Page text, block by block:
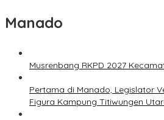
Manado
Musrenbang RKPD 2027
Pertama di Manado, Legislator
Figura Kampung Titiwungen